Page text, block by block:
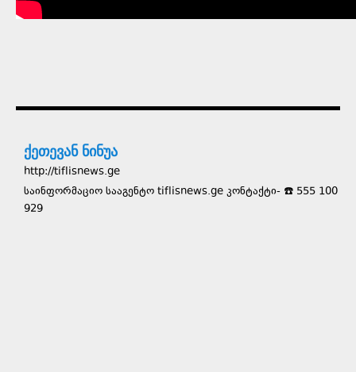
ქეთევან ნინუა
http://tiflisnews.ge
საინფორმაციო სააგენტო tiflisnews.ge კონტაქტი- ☎️ 555 100
929